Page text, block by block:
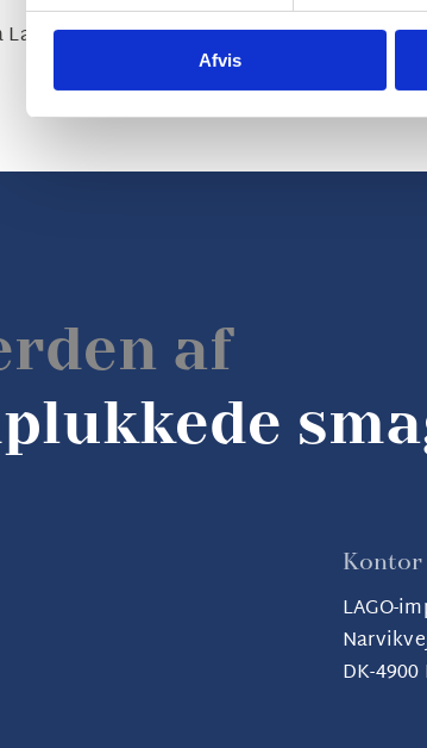
Afvis
der uden tvivl vil overraske og
af
Kontor
LAGO-
DK-